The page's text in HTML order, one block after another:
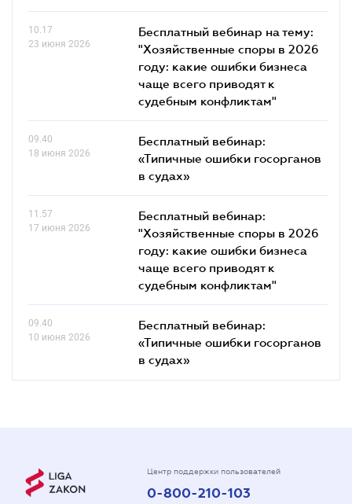
10.17
23 июня 2026
Бесплатный вебинар на тему:
"Хозяйственные споры в 2026
году: какие ошибки бизнеса
чаще всего приводят к
судебным конфликтам"
09.40
18 июня 2026
Бесплатный вебинар:
«Типичные ошибки госорганов
в судах»
11.57
17 июня 2026
Бесплатный вебинар:
"Хозяйственные споры в 2026
году: какие ошибки бизнеса
чаще всего приводят к
судебным конфликтам"
09.40
10 июня 2026
Бесплатный вебинар:
«Типичные ошибки госорганов
в судах»
Центр поддержки пользователей
0-800-210-103